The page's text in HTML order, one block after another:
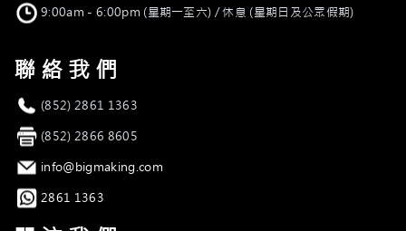
營業時間9:00am - 6:00pm (星期一至六) / 休息 (星期日及公眾假期)
聯絡我們
電話 (852) 2861 1363
傳真 (852) 2866 8605
電郵 info@bigmaking.com
Whatsapp
2861 1363